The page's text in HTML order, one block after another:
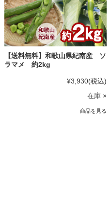
【送料無料】和歌山県紀南産 ソ
ラマメ 約2kg
¥3,930(税込)
在庫 ×
商品を見る